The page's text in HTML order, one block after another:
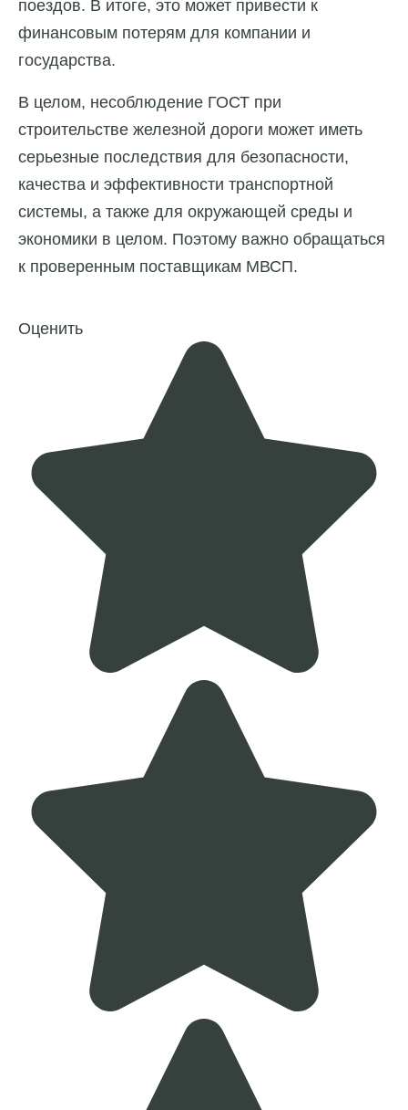
поездов. В итоге, это может привести к
финансовым потерям для компании и
государства.
В целом, несоблюдение ГОСТ при
строительстве железной дороги может иметь
серьезные последствия для безопасности,
качества и эффективности транспортной
системы, а также для окружающей среды и
экономики в целом. Поэтому важно обращаться
к проверенным поставщикам МВСП.
Оценить